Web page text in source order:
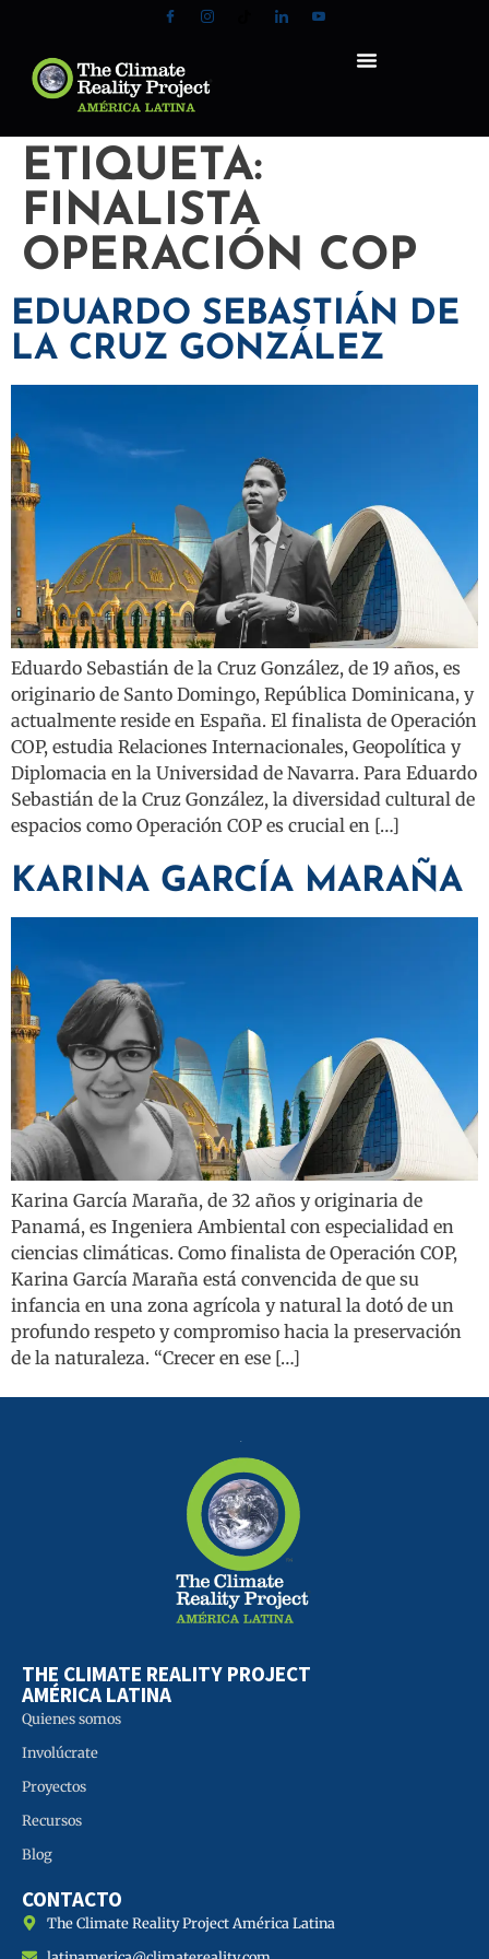
ETIQUETA:
FINALISTA
OPERACIÓN COP
EDUARDO SEBASTIÁN DE
LA CRUZ GONZÁLEZ
Eduardo Sebastián de la Cruz González, de 19 años, es
originario de Santo Domingo, República Dominicana, y
actualmente reside en España. El finalista de Operación
COP, estudia Relaciones Internacionales, Geopolítica y
Diplomacia en la Universidad de Navarra. Para Eduardo
Sebastián de la Cruz González, la diversidad cultural de
espacios como Operación COP es crucial en […]
KARINA GARCÍA MARAÑA
Karina García Maraña, de 32 años y originaria de
Panamá, es Ingeniera Ambiental con especialidad en
ciencias climáticas. Como finalista de Operación COP,
Karina García Maraña está convencida de que su
infancia en una zona agrícola y natural la dotó de un
profundo respeto y compromiso hacia la preservación
de la naturaleza. “Crecer en ese […]
THE CLIMATE REALITY PROJECT
AMÉRICA LATINA
Quienes somos
Involúcrate
Proyectos
Recursos
Blog
CONTACTO
The Climate Reality Project América Latina